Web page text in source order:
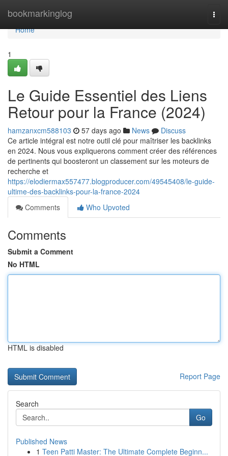
bookmarkinglog
Home
Home
1
Le Guide Essentiel des Liens
Retour pour la France (2024)
hamzanxcm588103 57 days ago News
Discuss
Ce article intégral est notre outil clé pour maîtriser les backlinks
en 2024. Nous vous expliquerons comment créer des références
de pertinents qui boosteront un classement sur les moteurs de
recherche et
https://elodiermax557477.blogproducer.com/49545408/le-guide-
ultime-des-backlinks-pour-la-france-2024
Comments
Who Upvoted
Comments
Submit a Comment
No HTML
HTML is disabled
Report Page
Search
Go
Published News
1 Teen Patti Master: The Ultimate Complete Beginn...